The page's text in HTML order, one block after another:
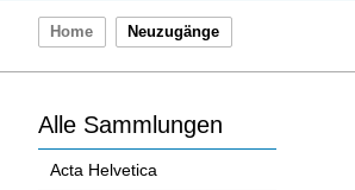
Home Neuzugänge
Alle Sammlungen
Acta Helvetica